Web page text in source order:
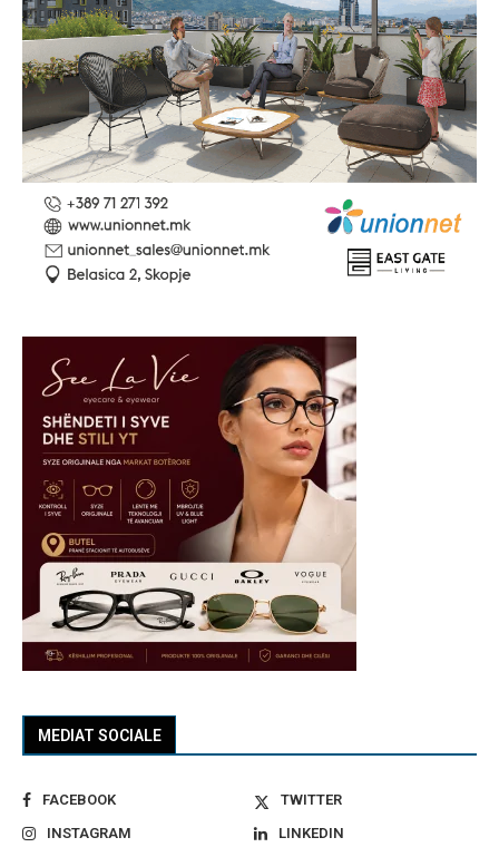
MEDIAT SOCIALE
FACEBOOK
TWITTER
INSTAGRAM
LINKEDIN